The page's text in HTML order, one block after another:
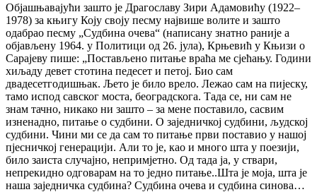
Објашњавајући зашто је Драгославу Зири Адамовићу (1922–
1978) за књигу Коју своју песму највише волите и зашто
одабрао песму „Судбина очева“ (написану знатно раније а
објављену 1964. у Политици од 26. јула), Крњевић у Књизи о
Сарајеву пише: „Постављено питање враћа ме сјећању. Години
хиљаду девет стотина педесет и петој. Био сам
двадесетгодишњак. Љето је било врело. Лежао сам на пијеску,
тамо испод савског моста, београдскога. Тада се, ни сам не
знам тачно, никако ни зашто – за мене поставило, сасвим
изненадно, питање о судбини. О заједничкој судбини, људској
судбини. Чини ми се да сам то питање први поставио у нашој
пјесничкој генерацији. Али то је, као и много шта у поезији,
било заиста случајно, непримјетно. Од тада ја, у ствари,
непрекидно одговарам на то једно питање..Шта је моја, шта је
наша заједничка судбина? Судбина очева и судбина синова…